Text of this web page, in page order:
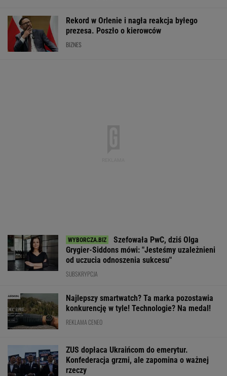
Rekord w Orlenie i nagła reakcja byłego
prezesa. Poszło o kierowców
BIZNES
Szefowała PwC, dziś Olga
Grygier-Siddons mówi: "Jesteśmy uzależnieni
od uczucia odnoszenia sukcesu"
SUBSKRYPCJA
Najlepszy smartwatch? Ta marka pozostawia
konkurencję w tyle! Technologie? Na medal!
REKLAMA CENEO
ZUS dopłaca Ukraińcom do emerytur.
Konfederacja grzmi, ale zapomina o ważnej
rzeczy